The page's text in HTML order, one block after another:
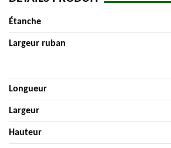
Étanche
Largeur ruban
Longueur
Largeur
Hauteur